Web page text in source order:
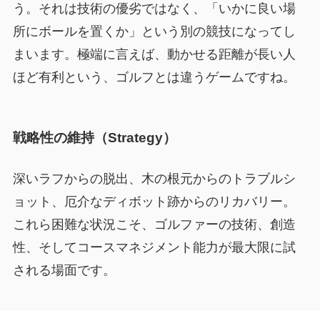
う。それは技術の優劣ではなく、「いかに良い場
所にボールを置くか」という別の競技になってし
まいます。極端に言えば、動かせる距離が長い人
ほど有利という、ゴルフとは違うゲームですね。
戦略性の維持（Strategy）
深いラフからの脱出、木の根元からのトラブルシ
ョット、厄介なディボット跡からのリカバリー。
これら困難な状況こそ、ゴルファーの技術、創造
性、そしてコースマネジメント能力が最大限に試
される場面です。